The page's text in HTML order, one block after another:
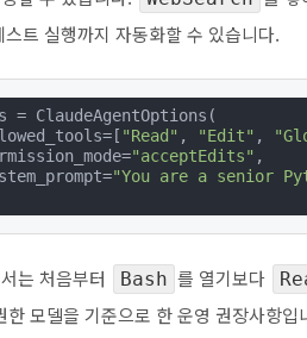
트 실행까지 자동화할 수 있습니다.
= ClaudeAgentOptions(
"Read" , "Edit" ,
"acceptEdits" ,
"You are a senior
는 처음부터 Bash 를 열기보다
한 모델을 기준으로 한 운영 권장사항입